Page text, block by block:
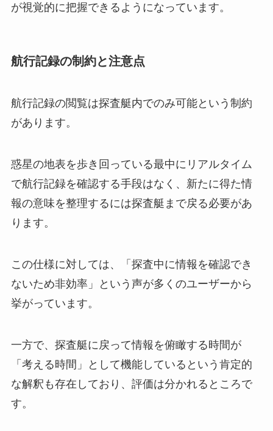
が視覚的に把握できるようになっています。
航行記録の制約と注意点
航行記録の閲覧は探査艇内でのみ可能という制約
があります。
惑星の地表を歩き回っている最中にリアルタイム
で航行記録を確認する手段はなく、新たに得た情
報の意味を整理するには探査艇まで戻る必要があ
ります。
この仕様に対しては、「探査中に情報を確認でき
ないため非効率」という声が多くのユーザーから
挙がっています。
一方で、探査艇に戻って情報を俯瞰する時間が
「考える時間」として機能しているという肯定的
な解釈も存在しており、評価は分かれるところで
す。